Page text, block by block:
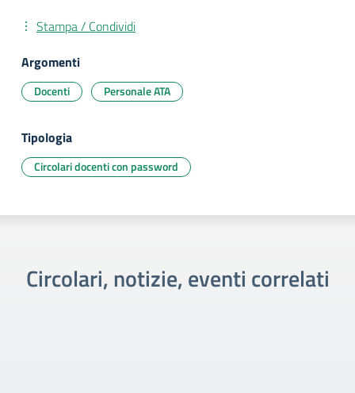
Stampa / Condividi
Argomenti
Docenti Personale ATA
Tipologia
Circolari docenti con password
Circolari, notizie, eventi correlati